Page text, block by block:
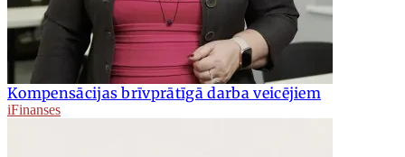
Kompensācijas brīvprātīgā darba veicējiem
iFinanses